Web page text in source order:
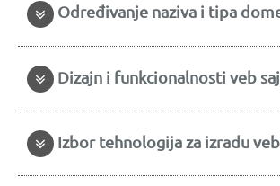
Određivanje naziva i tipa
Dizajn i funkcionalnosti veb
Izbor tehnologija za izradu